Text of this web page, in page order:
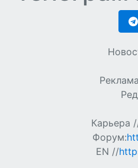
Карьера
Форум:
EN //